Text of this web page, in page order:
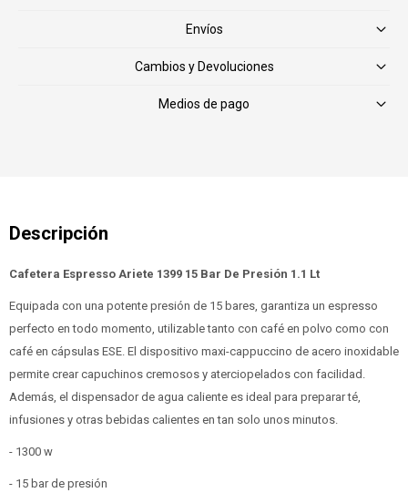
Envíos
Cambios y Devoluciones
Medios de pago
Cafetera Espresso Ariete 1399 15 Bar De Presión 1.1 Lt
Equipada con una potente presión de 15 bares, garantiza un espresso
perfecto en todo momento, utilizable tanto con café en polvo como con
café en cápsulas ESE. El dispositivo maxi-cappuccino de acero inoxidable
permite crear capuchinos cremosos y aterciopelados con facilidad.
Además, el dispensador de agua caliente es ideal para preparar té,
infusiones y otras bebidas calientes en tan solo unos minutos.
- 1300 w
- 15 bar de presión